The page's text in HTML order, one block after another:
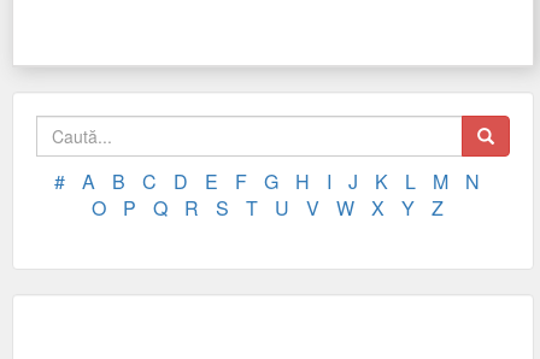
# A B C D E F G H I J K L M
N
O
P Q R S T U V W X Y Z